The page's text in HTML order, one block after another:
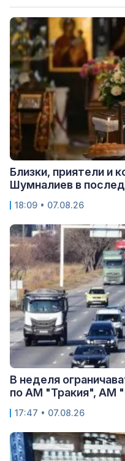
Близки, приятели и
Шумналиев в
18:09 • 07.08.26
В неделя
по АМ "Тракия", АМ
17:47 • 07.08.26